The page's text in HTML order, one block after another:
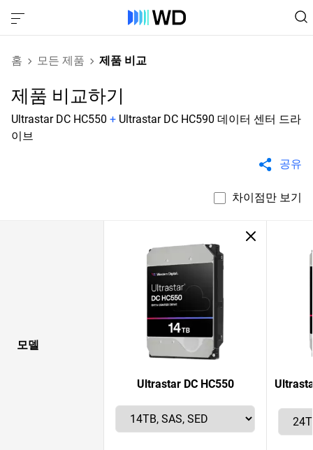
홈 모든 제품 제품 비교
제품 비교하기
Ultrastar DC HC550 + Ultrastar DC HC590 데이터 센터 드라
이브
공유
차이점만 보기
모델
Ultrastar DC HC550